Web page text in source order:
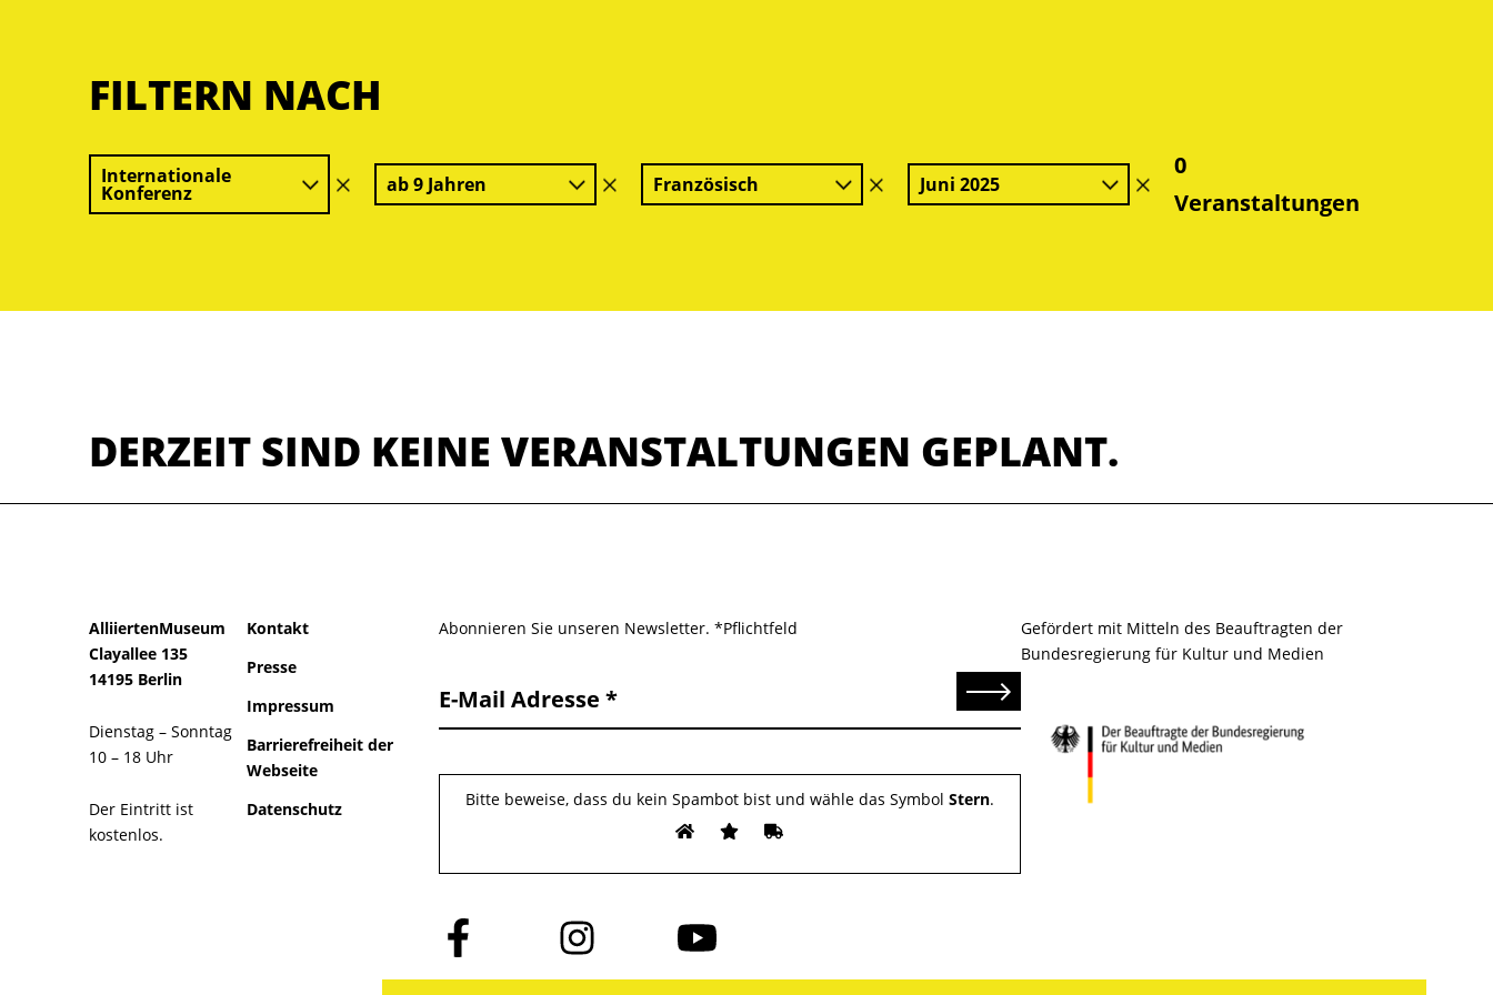
FILTERN NACH
Internationale
Konferenz
Filter
löschen
ab 9 Jahren
Filter
löschen
Französisch
Filter
löschen
Juni 2025
Filter
löschen
0
Veranstaltungen
DERZEIT SIND KEINE VERANSTALTUNGEN GEPLANT.
AlliiertenMuseum
Clayallee 135
14195 Berlin
Dienstag – Sonntag
10 – 18 Uhr
Der Eintritt ist
kostenlos.
Kontakt
Presse
Impressum
Barrierefreiheit der
Webseite
Datenschutz
Abonnieren Sie unseren Newsletter. *Pflichtfeld
E-Mail Adresse Senden
Bitte beweise, dass du kein Spambot bist und wähle das Symbol Stern.
Folge
uns
auf
Folge
uns
auf
Folge
uns
auf
Gefördert mit Mitteln des Beauftragten der
Bundesregierung für Kultur und Medien